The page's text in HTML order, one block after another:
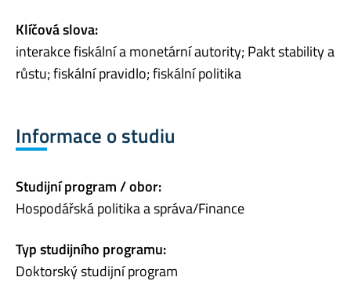
Klíčová slova:
interakce fiskální a monetární autority; Pakt stability a
růstu; fiskální pravidlo; fiskální politika
Informace o studiu
Studijní program / obor:
Hospodářská politika a správa/Finance
Typ studijního programu:
Doktorský studijní program